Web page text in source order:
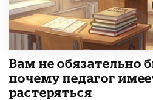
​Вам не обязательно
почему педагог
растеряться